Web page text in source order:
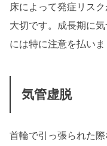
床によって発症リス
大切です。成長期に
には特に注意を払いま
気管虚脱
首輪で引っ張られた